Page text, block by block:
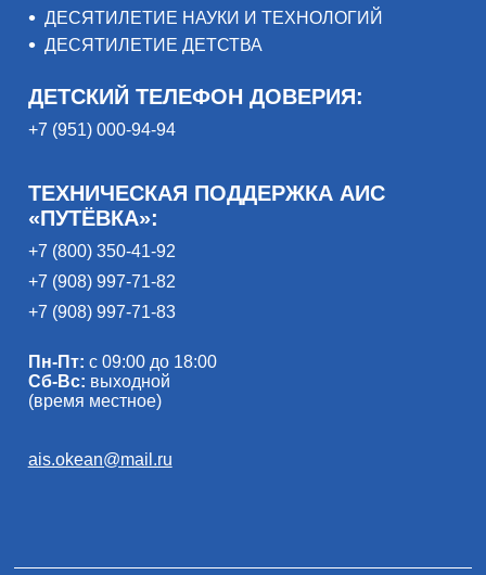
ДЕСЯТИЛЕТИЕ НАУКИ И ТЕХНОЛОГИЙ
ДЕСЯТИЛЕТИЕ ДЕТСТВА
ДЕТСКИЙ ТЕЛЕФОН ДОВЕРИЯ:
+7 (951) 000-94-94
ТЕХНИЧЕСКАЯ ПОДДЕРЖКА АИС
«ПУТЁВКА»:
+7 (800) 350-41-92
+7 (908) 997-71-82
+7 (908) 997-71-83
Пн-Пт: с 09:00 до 18:00
Сб-Вс: выходной
(время местное)
ais.okean@mail.ru